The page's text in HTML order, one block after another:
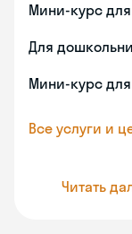
Мини-курс
Для
Мини-курс
Все услуги и
Читать